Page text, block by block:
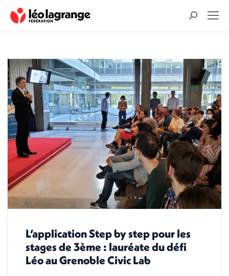
Recherche
L’application Step by step pour les
stages de 3ème : lauréate du défi
Léo au Grenoble Civic Lab